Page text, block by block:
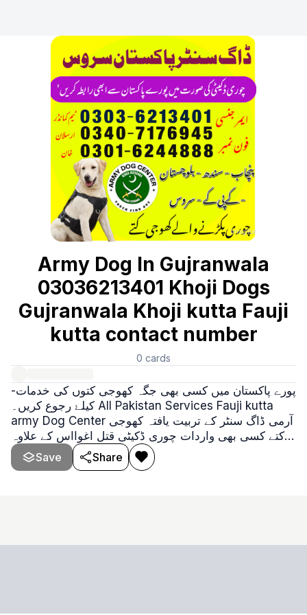
Army Dog In Gujranwala
03036213401 Khoji Dogs
Gujranwala Khoji kutta Fauji
kutta contact number
0 cards
-پورے پاکستان ميں کسی بھی جگہ کھوجی کتوں کی خدمات
کيلۓ رجوع کريں۔ All Pakistan Services Fauji kutta
army Dog Center آرمی ڈاگ سنٹر کے تربیت یافتہ کھوجی
کتے کسی بھی واردات چوری ڈکیٹی قتل اغوااس کے علاوہ
کسی بھی قسم کی واردات کی صورت میں فوری رابطہ
کریں۔ ھمارا یہ ماننا ہے کہ ہمارے کھوجی کتے آپ کے ساتھ
Save Share